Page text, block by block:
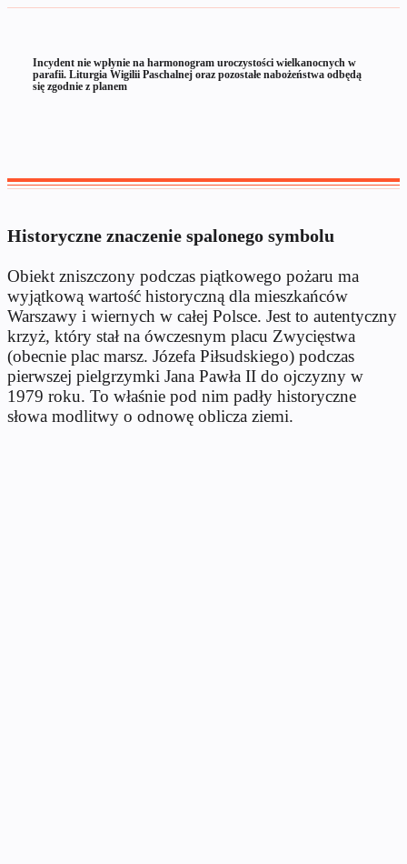
Incydent nie wpłynie na harmonogram uroczystości wielkanocnych w
parafii. Liturgia Wigilii Paschalnej oraz pozostałe nabożeństwa odbędą
się zgodnie z planem
Historyczne znaczenie spalonego symbolu
Obiekt zniszczony podczas piątkowego pożaru ma
wyjątkową wartość historyczną dla mieszkańców
Warszawy i wiernych w całej Polsce. Jest to autentyczny
krzyż, który stał na ówczesnym placu Zwycięstwa
(obecnie plac marsz. Józefa Piłsudskiego) podczas
pierwszej pielgrzymki Jana Pawła II do ojczyzny w
1979 roku. To właśnie pod nim padły historyczne
słowa modlitwy o odnowę oblicza ziemi.